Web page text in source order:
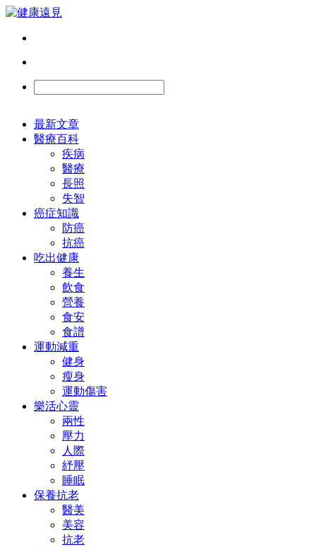
最新文章
醫療百科
疾病
醫療
長照
失智
癌症知識
防癌
抗癌
吃出健康
養生
飲食
營養
食安
食譜
運動減重
健身
瘦身
運動傷害
樂活心靈
兩性
壓力
人際
紓壓
睡眠
保養抗老
醫美
美容
抗老